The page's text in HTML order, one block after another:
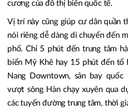
cương của đô thị biển quốc tế.
Vị trí này cũng giúp cư dân quần
nói riêng dễ dàng di chuyển đến
phố. Chỉ 5 phút đến trung tâm
biển Mỹ Khê hay 15 phút đến tổ
Nang Downtown, sân bay
vượt sông Hàn chạy xuyên qua
các tuyến đường trung tâm, thời